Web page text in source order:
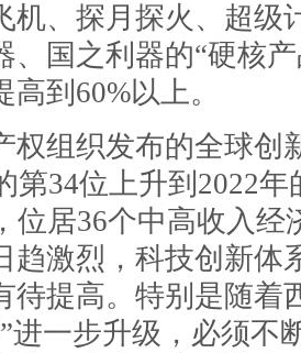
机、探月探火、超级
、国之利器的“硬核
到60%以上。
组织发布的全球创
第34位上升到2022
位居36个中高收入经
趋激烈，科技创新体
待提高。特别是随着
进一步升级，必须不